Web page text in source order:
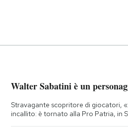
Walter Sabatini è un
Stravagante scopritore di giocatori,
incallito: è tornato alla Pro Patria, in